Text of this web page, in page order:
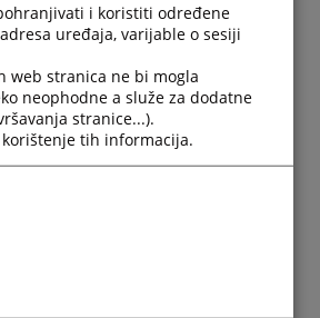
i koristiti određene
uređaja, varijable o sesiji
web stranica ne bi mogla
neophodne a služe za dodatne
stranice...).
tih informacija.